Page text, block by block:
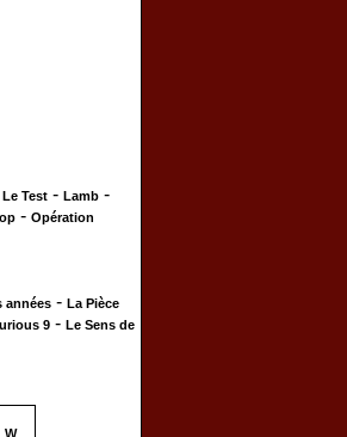
Le Test - Lamb -
- Opération
années - La Pièce
9 - Le Sens de
W